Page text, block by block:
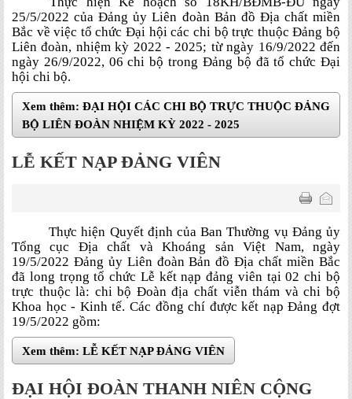
25/5/2022 của Đảng ủy Liên đoàn Bản đồ Địa chất miền
Bắc về việc tổ chức Đại hội các chi bộ trực thuộc Đảng bộ
Liên đoàn, nhiệm kỳ 2022 - 2025; từ ngày 16/9/2022 đến
ngày 26/9/2022, 06 chi bộ trong Đảng bộ đã tổ chức Đại
hội chi bộ.
Xem thêm: ĐẠI HỘI CÁC CHI BỘ TRỰC THUỘC ĐẢNG
BỘ LIÊN ĐOÀN NHIỆM KỲ 2022 - 2025
LỄ KẾT NẠP ĐẢNG VIÊN
Thực hiện Quyết định của Ban Thường vụ Đảng ủy
Tổng cục Địa chất và Khoáng sản Việt Nam, ngày
19/5/2022 Đảng ủy Liên đoàn Bản đồ Địa chất miền Bắc
đã long trọng tổ chức Lễ kết nạp đảng viên tại 02 chi bộ
trực thuộc là: chi bộ Đoàn địa chất viễn thám và chi bộ
Khoa học - Kinh tế. Các đồng chí được kết nạp Đảng đợt
19/5/2022 gồm:
Xem thêm: LỄ KẾT NẠP ĐẢNG VIÊN
ĐẠI HỘI ĐOÀN THANH NIÊN CỘNG